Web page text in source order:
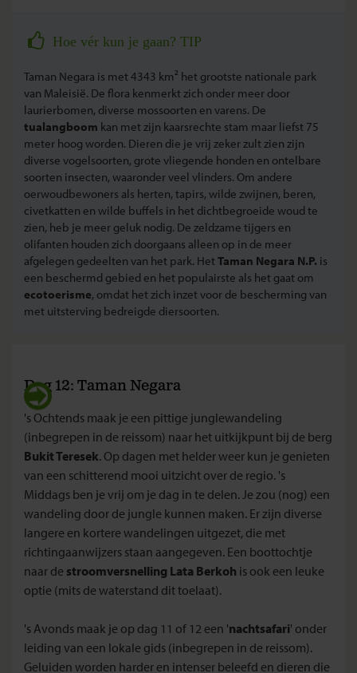
Hoe vér kun je gaan? TIP
Taman Negara is met 4343 km² het grootste nationale park
van Maleisië. De flora kenmerkt zich onder meer door
laurierbomen, diverse mossoorten en varens. De
tualangboom kan met zijn kaarsrechte stam maar liefst 75
meter hoog worden. Dieren die je vrij zeker zult zien zijn
diverse vogelsoorten, grote vliegende honden en ontelbare
soorten insecten, waaronder veel vlinders. Om andere
oerwoudbewoners als herten, tapirs, wilde zwijnen, beren,
civetkatten en wilde buffels in het dichtbegroeide woud te
zien, heb je meer geluk nodig. De zeldzame tijgers en
olifanten houden zich doorgaans alleen op in de meer
afgelegen gedeelten van het park. HetTaman Negara N.P. is
een beschermd gebied en het populairste als het gaat om
ecotoerisme, omdat het zich inzet voor de bescherming van
met uitsterving bedreigde diersoorten.
Dag 12: Taman Negara
's Ochtends maak je een pittige junglewandeling
(inbegrepen in de reissom) naar het uitkijkpunt bij de berg
Bukit Teresek. Op dagen met helder weer kun je genieten
van een schitterend mooi uitzicht over de regio. 's
Middags ben je vrij om je dag in te delen. Je zou (nog) een
wandeling door de jungle kunnen maken. Er zijn diverse
langere en kortere wandelingen uitgezet, die met
richtingaanwijzers staan aangegeven. Een boottochtje
naar de stroomversnelling Lata Berkoh is ook een leuke
optie (mits de waterstand dit toelaat).
's Avonds maak je op dag 11 of 12 een 'nachtsafari' onder
leiding van een lokale gids (inbegrepen in de reissom).
Geluiden worden harder en intenser beleefd en dieren die